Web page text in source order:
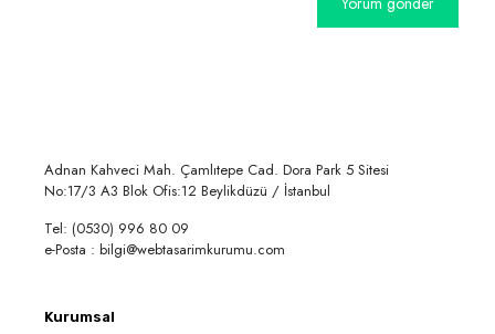
Adnan Kahveci Mah. Çamlıtepe Cad. Dora Park 5 Sitesi
No:17/3 A3 Blok Ofis:12 Beylikdüzü / İstanbul
Tel: (0530) 996 80 09
e-Posta : bilgi@webtasarimkurumu.com
Kurumsal